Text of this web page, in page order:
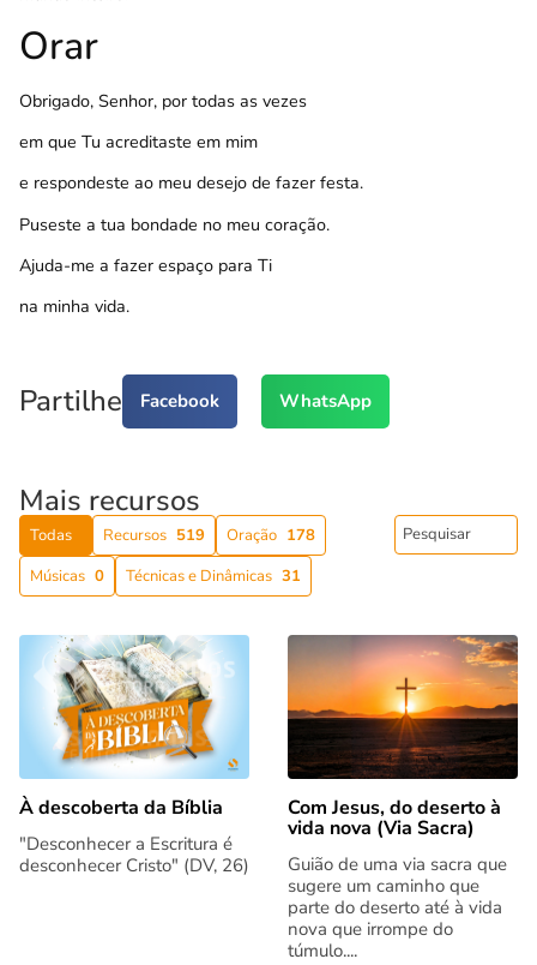
Orar
Obrigado, Senhor, por todas as vezes
em que Tu acreditaste em mim
e respondeste ao meu desejo de fazer festa.
Puseste a tua bondade no meu coração.
Ajuda-me a fazer espaço para Ti
na minha vida.
Partilhe Facebook WhatsApp
Mais recursos
Todas Recursos 519 Oração 178
Músicas 0 Técnicas e Dinâmicas 31
À descoberta da Bíblia
"Desconhecer a Escritura é
desconhecer Cristo" (DV, 26)
Com Jesus, do deserto à
vida nova (Via Sacra)
Guião de uma via sacra que
sugere um caminho que
parte do deserto até à vida
nova que irrompe do
túmulo....